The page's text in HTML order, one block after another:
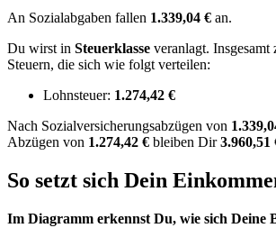
An Sozialabgaben fallen 1.339,04 € an.
Du wirst in Steuerklasse veranlagt. Insgesamt
Steuern, die sich wie folgt verteilen:
Lohnsteuer: 1.274,42 €
Nach Sozialversicherungsabzügen von
Abzügen von 1.274,42 € bleiben Dir3.960,51
So setzt sich Dein
Im Diagramm erkennst Du, wie sich Deine